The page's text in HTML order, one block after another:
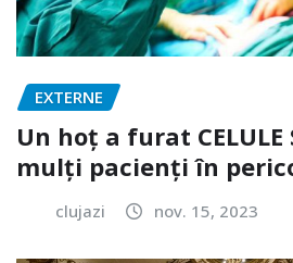
EXTERNE
Un hoț a furat CELULE
mulți pacienți în
clujazi nov. 15, 2023